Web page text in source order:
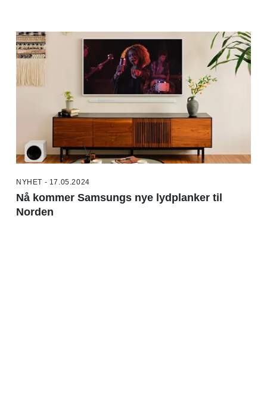
NYHET - 17.05.2024
Nå kommer Samsungs nye lydplanker til
Norden